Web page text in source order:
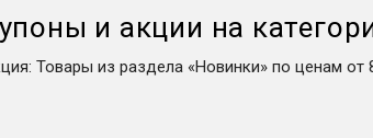
и акции на
: Товары из раздела «Новинки» по ценам от